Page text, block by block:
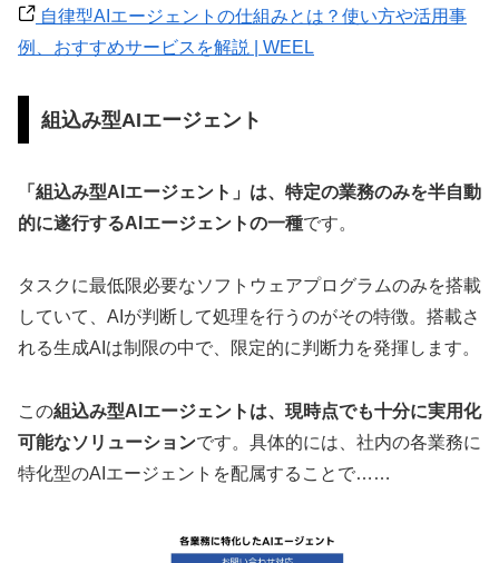
自律型AIエージェントの仕組みとは？使い方や活用事
例、おすすめサービスを解説 | WEEL
組込み型AIエージェント
「組込み型AIエージェント」は、特定の業務のみを半自動
的に遂行するAIエージェントの一種です。
タスクに最低限必要なソフトウェアプログラムのみを搭載
していて、AIが判断して処理を行うのがその特徴。搭載さ
れる生成AIは制限の中で、限定的に判断力を発揮します。
この組込み型AIエージェントは、現時点でも十分に実用化
可能なソリューションです。具体的には、社内の各業務に
特化型のAIエージェントを配属することで……